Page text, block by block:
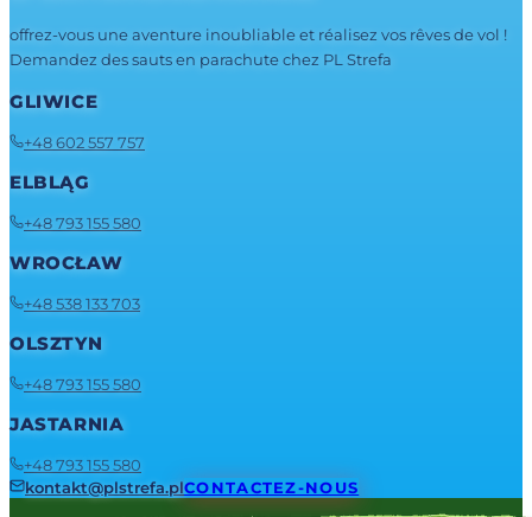
offrez-vous une aventure inoubliable et réalisez vos rêves de vol !
Demandez des sauts en parachute chez PL Strefa
GLIWICE
+48 602 557 757
ELBLĄG
+48 793 155 580
WROCŁAW
+48 538 133 703
OLSZTYN
+48 793 155 580
JASTARNIA
+48 793 155 580
kontakt@plstrefa.plCONTACTEZ-NOUS